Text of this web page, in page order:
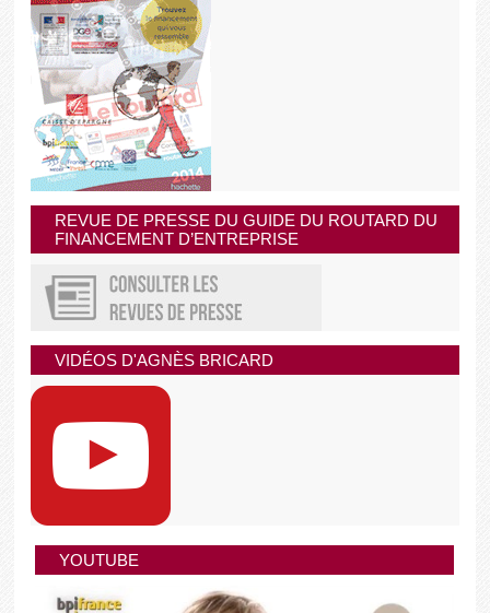
REVUE DE PRESSE DU GUIDE DU ROUTARD DU
FINANCEMENT D’ENTREPRISE
VIDÉOS D'AGNÈS BRICARD
YOUTUBE